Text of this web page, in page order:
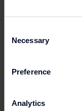
Selection
Necessary
Preference
Analytics
Maßnahmen
Jegliche